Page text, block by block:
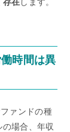
時間は異
ァンドの種
場合、年収